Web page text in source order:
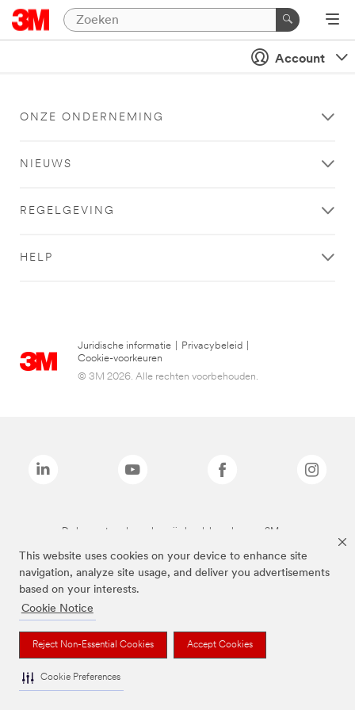
This website uses cookies on your device to enhance site
navigation, analyze site usage, and deliver you advertisements
based on your interests.
Cookie Notice
Reject Non-Essential Cookies Accept Cookies
Cookie Preferences
Account
ONZE ONDERNEMING
NIEUWS
REGELGEVING
HELP
Juridische informatie Privacybeleid
Cookie-voorkeuren
© 3M 2026. Alle rechten voorbehouden.
De bovenstaande merken zijn handelsmerken van 3M.we